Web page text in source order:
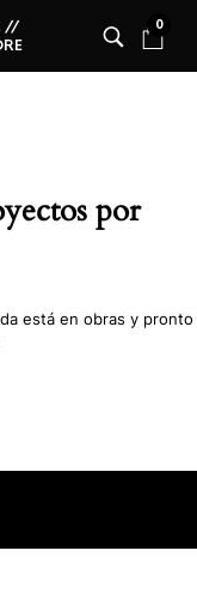
//
0
por
está en obras y pronto